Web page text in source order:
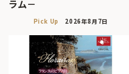
ラム－
Pick Up 2026年8月7日